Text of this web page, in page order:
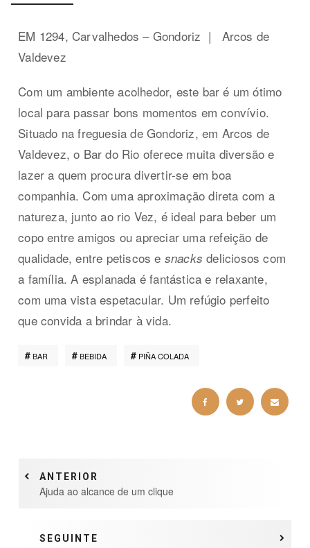
EM 1294, Carvalhedos – Gondoriz |
Arcos de
Valdevez
Com um ambiente acolhedor, este bar é um ótimo
local para passar bons momentos em convívio.
Situado na freguesia de Gondoriz, em Arcos de
Valdevez, o Bar do Rio oferece muita diversão e
lazer a quem procura divertir-se em boa
companhia. Com uma aproximação direta com a
natureza, junto ao rio Vez, é ideal para beber um
copo entre amigos ou apreciar uma refeição de
qualidade, entre petiscos e snacks deliciosos com
a família. A esplanada é fantástica e relaxante,
com uma vista espetacular. Um refúgio perfeito
que convida a brindar à vida.
BAR BEBIDA PIÑA COLADA
ANTERIOR
Ajuda ao alcance de um clique
SEGUINTE